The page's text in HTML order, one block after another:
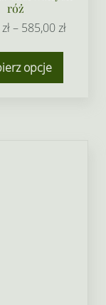
róż
zł– 585,00złZakres
opcje
Ten